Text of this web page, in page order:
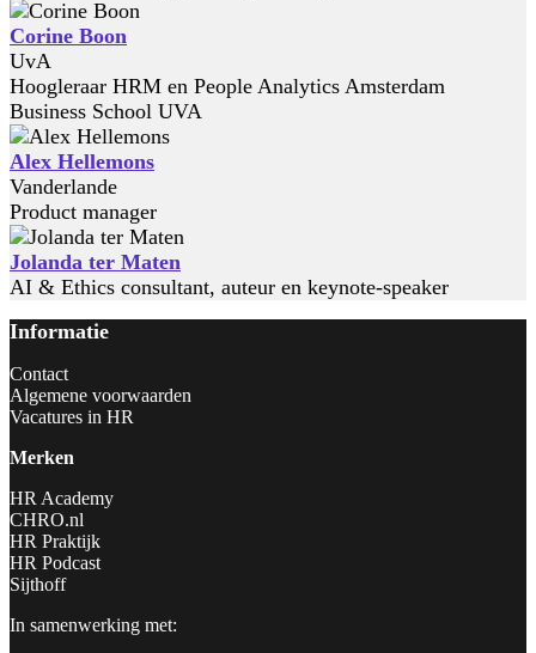
Corine Boon
UvA
Hoogleraar HRM en People Analytics Amsterdam
Business School UVA
Alex Hellemons
Vanderlande
Product manager
Jolanda ter Maten
AI & Ethics consultant, auteur en keynote-speaker
Informatie
Contact
Algemene voorwaarden
Vacatures in HR
Merken
HR Academy
CHRO.nl
HR Praktijk
HR Podcast
Sijthoff
In samenwerking met: